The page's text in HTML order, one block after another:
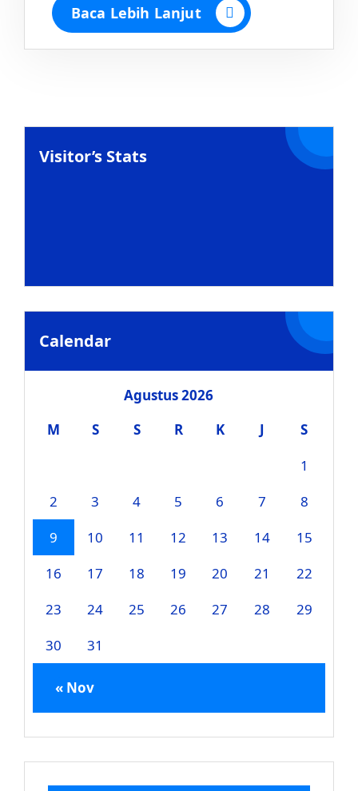
Baca Lebih Lanjut
Visitor’s Stats
Calendar
Agustus 2026
M
S S R K J
S
1
2
3 4 5 6 7
8
9
10 11 12 13 14
15
16
17 18 19 20 21
22
23
24 25 26 27 28
29
30
31
« Nov